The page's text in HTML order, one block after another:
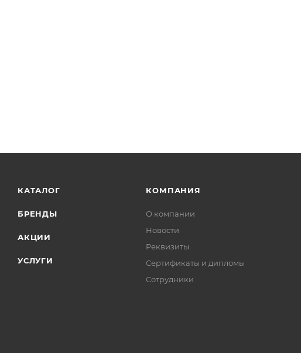
КАТАЛОГ
БРЕНДЫ
АКЦИИ
УСЛУГИ
КОМПАНИЯ
О компании
Новости
Реквизиты
Сертификаты и дипломы
Сотрудники